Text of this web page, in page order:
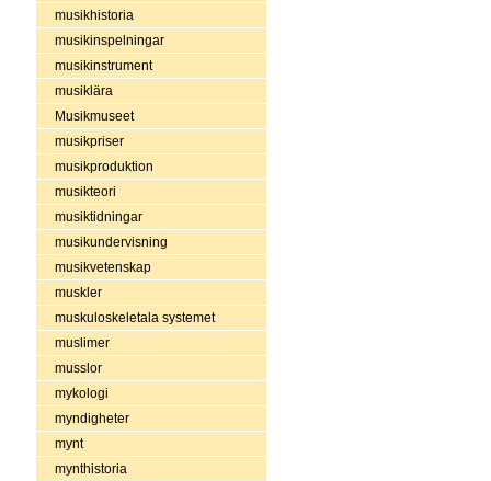
musikhistoria
musikinspelningar
musikinstrument
musiklära
Musikmuseet
musikpriser
musikproduktion
musikteori
musiktidningar
musikundervisning
musikvetenskap
muskler
muskuloskeletala systemet
muslimer
musslor
mykologi
myndigheter
mynt
mynthistoria